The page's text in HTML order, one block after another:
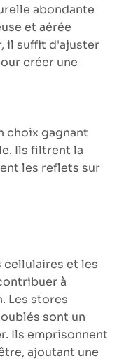
abondante
et aérée
il suffit d'ajuster
créer une
choix gagnant
Ils filtrent la
les reflets sur
cellulaires et les
à
Les stores
sont un
Ils emprisonnent
ajoutant une